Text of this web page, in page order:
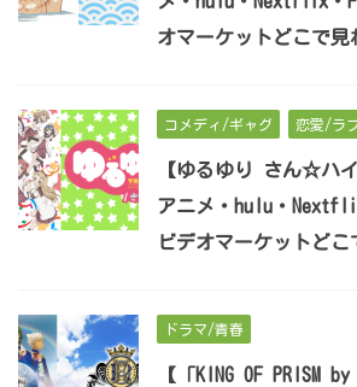
オマーケットどこで見
コメディ/ギャグ 恋愛/ラ
【ゆるゆり さん☆ハ
アニメ・hulu・Nextflix
ビデオマーケットどこ
ドラマ/青春
【「KING OF PRISM